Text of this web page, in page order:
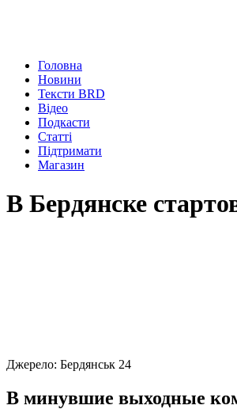
Головна
Новини
Тексти BRD
Відео
Подкасти
Статті
Підтримати
Магазин
В Бердянске
Джерело: Бердянськ 24
В минувшие выходные